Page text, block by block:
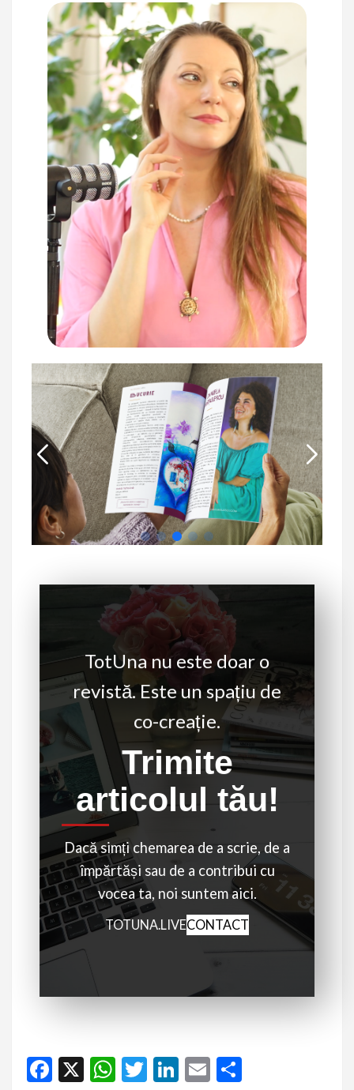
TotUna nu este doar o
revistă. Este un spațiu de
co-creație.
Trimite
articolul tău!
Dacă simți chemarea de a scrie, de a
împărtăși sau de a contribui cu
vocea ta, noi suntem aici.
TOTUNA.LIVECONTACT
Facebook
X WhatsApp
Twitter
LinkedIn
Email